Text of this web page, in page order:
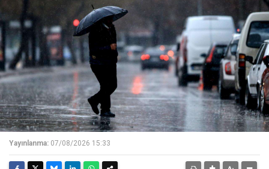
Yayınlanma: 07/08/2026 15:33